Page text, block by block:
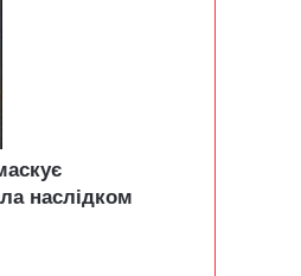
наслідком